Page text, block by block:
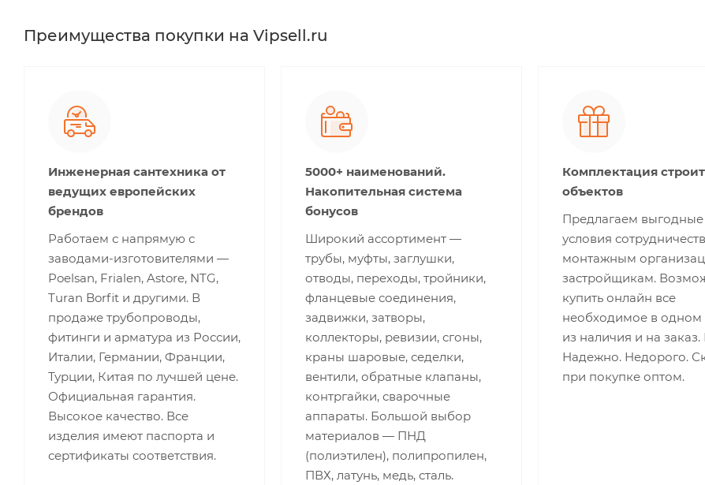
Преимущества покупки на Vipsell.ru
Инженерная сантехника от
ведущих европейских
брендов
Работаем с напрямую с
заводами-изготовителями —
Poelsan, Frialen, Astore, NTG,
Turan Borfit и другими. В
продаже трубопроводы,
фитинги и арматура из России,
Италии, Германии, Франции,
Турции, Китая по лучшей цене.
Официальная гарантия.
Высокое качество. Все
изделия имеют паспорта и
сертификаты соответствия.
5000+ наименований.
Накопительная система
бонусов
Широкий ассортимент —
трубы, муфты, заглушки,
отводы, переходы, тройники,
фланцевые соединения,
задвижки, затворы,
коллекторы, ревизии, сгоны,
краны шаровые, седелки,
вентили, обратные клапаны,
контргайки, сварочные
аппараты. Большой выбор
материалов — ПНД
(полиэтилен), полипропилен,
ПВХ, латунь, медь, сталь.
Комплектация
объектов
Предлагаем выгодные
условия
монтажным
застройщикам.
купить онлайн все
необходимое в одном
из наличия и на
Надежно. Недорого.
при покупке оптом.